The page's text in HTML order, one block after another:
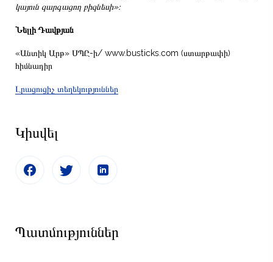
կայուն զարգացող բիզնեսի»։
Նելլի Դավթյան
«Անտիկ Արթ» ՍՊԸ-ի/ www.busticks.com (ստարթափի)
հիմնադիր
Լրացուցիչ տեղեկություններ
Կիսվել
Պատմություններ